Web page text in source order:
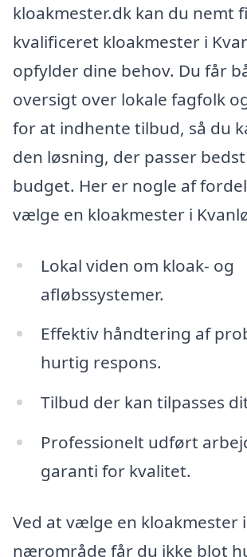
kloakmester.dk kan du nemt
kvalificeret kloakmester i
opfylder dine behov. Du får
oversigt over lokale fagfolk
for at indhente tilbud, så du
den løsning, der passer
budget. Her er nogle af
vælge en kloakmester i
Lokal viden om kloak- og
afløbssystemer.
Effektiv håndtering af
hurtig respons.
Tilbud der kan tilpasses
Professionelt udført
garanti for kvalitet.
Ved at vælge en kloakmester
nærområde får du ikke blot